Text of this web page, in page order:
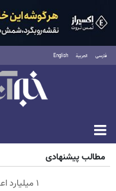
فارسی العربية English
جمعه ۱۶ مرداد ۱۴۰۵
مطالب پیشنهادی
۱ میلیارد اعتبار خرید طلا | بدون ضامن و چک